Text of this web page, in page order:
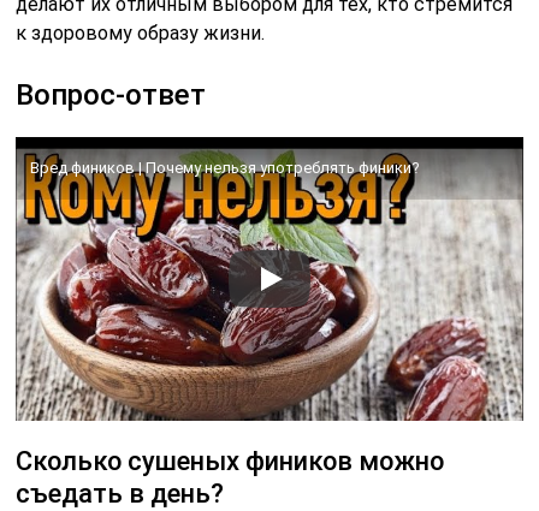
к здоровому образу жизни.
Вопрос-ответ
Вред фиников | Почему нельзя употреблять финики?
Сколько сушеных фиников можно
съедать в день?